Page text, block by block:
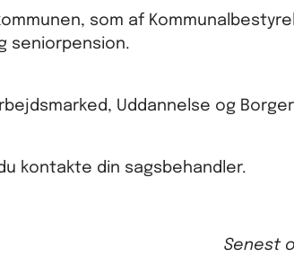
som af
seniorpension.
Uddannelse og
kontakte din sagsbehandler.
Senest